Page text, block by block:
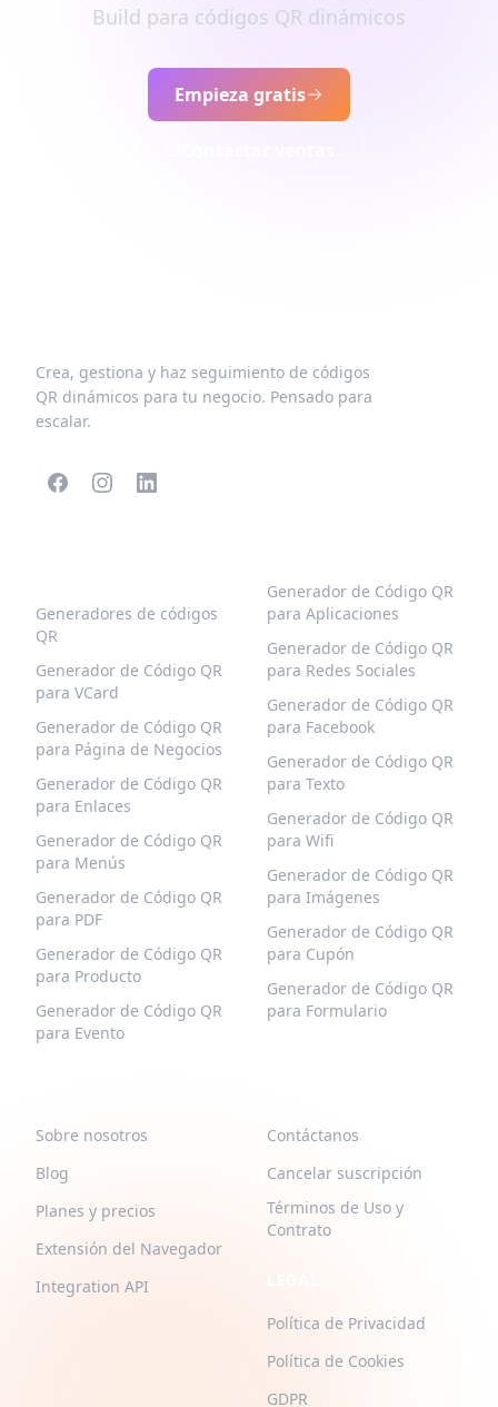
Build para códigos QR dinámicos
Empieza gratis
Crea, gestiona y haz seguimiento de códigos
QR dinámicos para tu negocio. Pensado para
escalar.
Generadores de códigos
QR
Generador de Código QR
para VCard
Generador de Código QR
para Página de Negocios
Generador de Código QR
para Enlaces
Generador de Código QR
para Menús
Generador de Código QR
para PDF
Generador de Código QR
para Producto
Generador de Código QR
para Evento
Generador de Código QR
para Aplicaciones
Generador de Código QR
para Redes Sociales
Generador de Código QR
para Facebook
Generador de Código QR
para Texto
Generador de Código QR
para Wifi
Generador de Código QR
para Imágenes
Generador de Código QR
para Cupón
Generador de Código QR
para Formulario
Sobre nosotros
Blog
Planes y precios
Extensión del Navegador
Integration API
Contáctanos
Cancelar suscripción
Términos de Uso y
Contrato
Política de Privacidad
Política de Cookies
GDPR